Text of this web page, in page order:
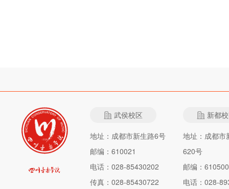
武侯校区
地址：成都市新生路6号
邮编：610021
电话：028-85430202
传真：028-85430722
新都
地址：成都市
620号
邮编：610500
电话：028-